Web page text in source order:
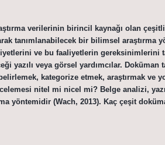
verilerinin birincil kaynağı olan
tanımlanabilecek bir bilimsel araştırma
ve bu faaliyetlerin gereksinimlerini
yazılı veya görsel yardımcılar.
kategorize etmek, araştırmak ve
nitel mi nicel mi? Belge analizi,
yöntemidir (Wach, 2013). Kaç çeşit